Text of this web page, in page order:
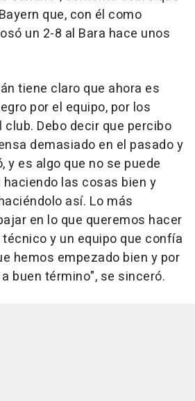
que, con él como
un 2-8 al Bara hace unos
tiene claro que ahora es
por el equipo, por los
Debo decir que percibo
demasiado en el pasado y
y es algo que no se puede
las cosas bien y
así. Lo más
en lo que queremos hacer
y un equipo que confía
hemos empezado bien y por
buen término", se sinceró.